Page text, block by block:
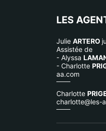
LES
Julie ARTERO
Assistée de
- Alyssa
- Charlotte
aa.com
Charlotte
charlotte@les-